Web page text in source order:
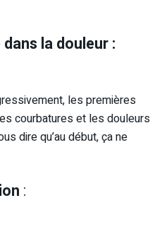
la douleur :
les premières
courbatures et les douleurs
dire qu’au début, ça ne
: